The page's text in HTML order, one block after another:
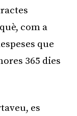
com a
que
365 dies
es